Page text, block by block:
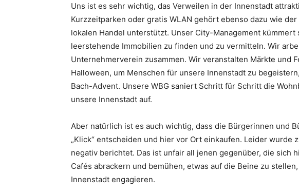
Uns ist es sehr wichtig, das Verweilen in der Innenstadt
Kurzzeitparken oder gratis WLAN gehört ebenso dazu wie
lokalen Handel unterstützt. Unser City-Management
leerstehende Immobilien zu finden und zu vermitteln. Wir
Unternehmerverein zusammen. Wir veranstalten Märkte und
Halloween, um Menschen für unsere Innenstadt zu
Bach-Advent. Unsere WBG saniert Schritt für Schritt die
unsere Innenstadt auf.
Aber natürlich ist es auch wichtig, dass die Bürgerinnen und
„Klick“ entscheiden und hier vor Ort einkaufen. Leider wurde
negativ berichtet. Das ist unfair all jenen gegenüber, die sich
Cafés abrackern und bemühen, etwas auf die Beine zu
Innenstadt engagieren.